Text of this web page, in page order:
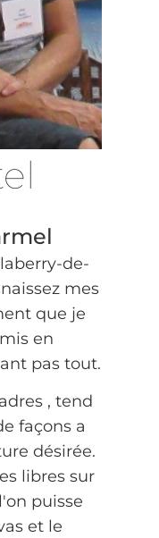
de-
mes
que je
en
pas tout.
, tend
façons a
désirée.
libres sur
puisse
et le